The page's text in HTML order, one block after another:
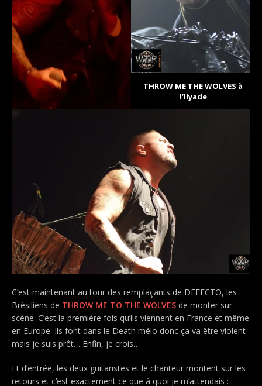
THROW ME THE WOLVES à
l’Ilyade
C’est maintenant au tour des remplaçants de DEFECTO, les
Brésiliens de THROW ME TO THE WOLVES de monter sur
scène. C’est la première fois qu’ils viennent en France et même
en Europe. Ils font dans le Death mélo donc ça va être violent
mais je suis prêt… Enfin, je crois…
Et d’entrée, les deux guitaristes et le chanteur montent sur les
retours et c’est exactement ce que à quoi je m’attendais :